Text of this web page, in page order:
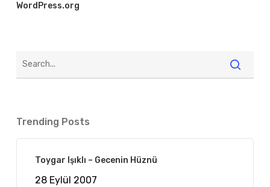
WordPress.org
Trending Posts
Toygar Işıklı – Gecenin Hüznü
28 Eylül 2007